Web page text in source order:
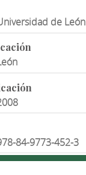
de León
84-9773-452-3